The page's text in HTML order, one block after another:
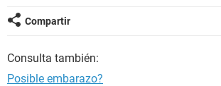
Compartir
Consulta también:
Posible embarazo?